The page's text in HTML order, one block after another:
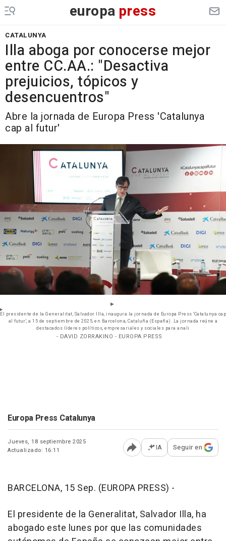
europa press
CATALUNYA
Illa aboga por conocerse mejor
entre CC.AA.: "Desactiva
prejuicios, tópicos y
desencuentros"
Abre la jornada de Europa Press 'Catalunya
cap al futur'
El presidente de la Generalitat, Salvador Illa, inaugura la jornada de Europa Press 'Catalunya cap
al futur', a 15 de septiembre de 2025, en Barcelona, Cataluña (España). La jornada reúne a
destacados líderes políticos, empresariales y sociales para anali
- DAVID ZORRAKINO - EUROPA PRESS
Europa Press Catalunya
Jueves, 18 septiembre 2025
Actualizado: 16:11
Abrir opciones para
IA Seguir en
BARCELONA, 15 Sep. (EUROPA PRESS) -
El presidente de la Generalitat, Salvador Illa, ha
abogado este lunes por que las comunidades